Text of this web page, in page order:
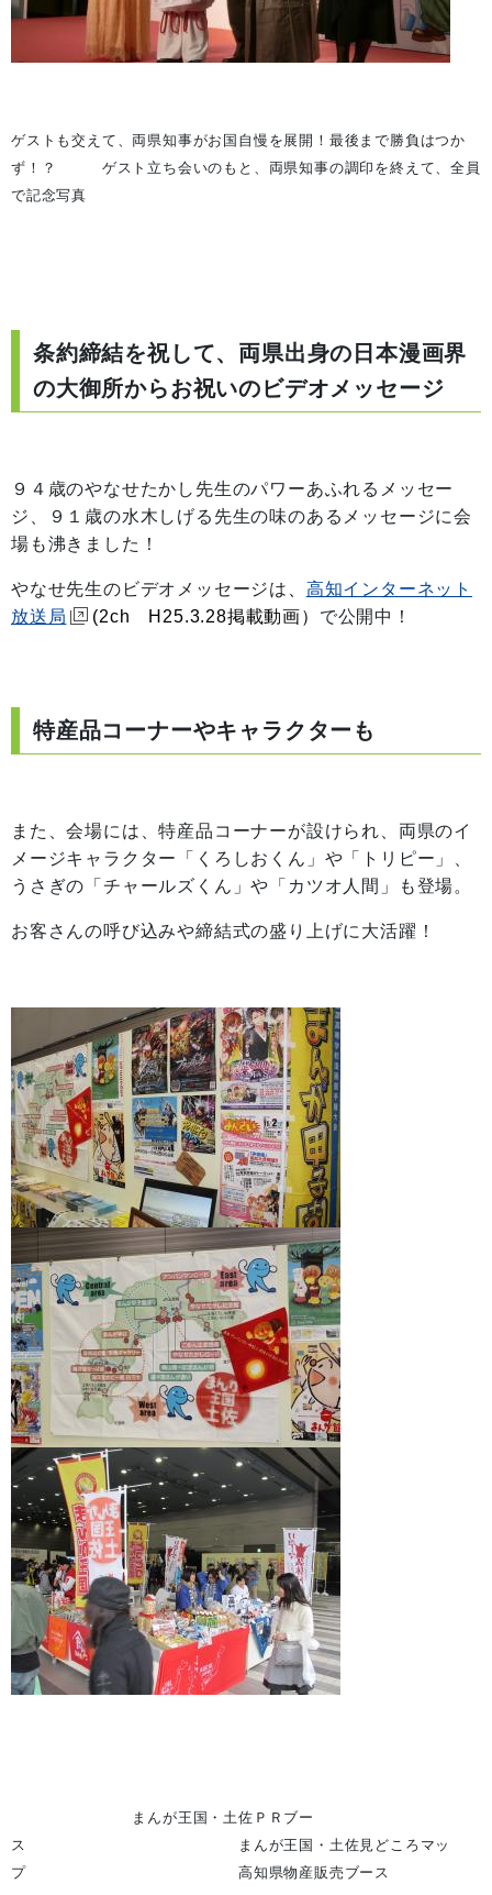
ゲストも交えて、両県知事がお国自慢を展開！ 最後まで勝負はつか
ず！？
ゲスト立ち会いのもと、両県知事の調印を終えて、全員
で記念写真
条約締結を祝して、両県出身の日本漫画界
の大御所からお祝いのビデオメッセージ
９４歳のやなせたかし先生のパワーあふれるメッセー
ジ、９１歳の水木しげる先生の味のあるメッセージに会
場も沸きました！
やなせ先生のビデオメッセージは
高知インターネット
放送局
(2ch H25.3.28掲載動画） で公開中！
特産品コーナーやキャラクターも
また、会場には、特産品コーナーが設けられ、両県のイ
メージキャラクター「くろしおくん」や「トリピー」、
うさぎの「チャールズくん」や「カツオ人間」も登場。
お客さんの呼び込みや締結式の盛り上げに大活躍！
まんが王国・土佐ＰＲブー
ス まんが王国・土佐見どころマッ
プ 高知県物産販売ブース